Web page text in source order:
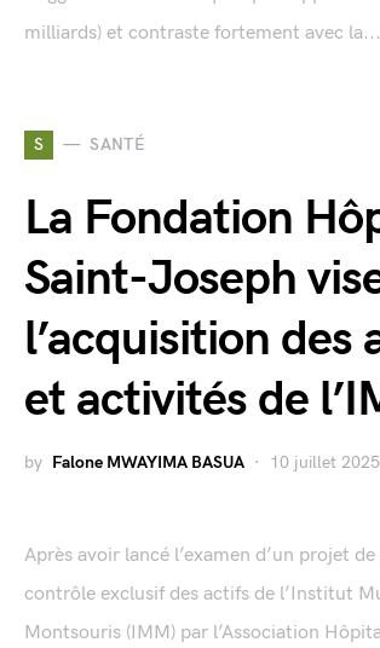
milliards) et contraste fortement avec la...
S SANTÉ
La Fondation
Saint-Joseph
l’acquisition des
et activités de
by Falone MWAYIMA BASUA 10 juillet 2025
Après avoir lancé l’examen d’un projet
contrôle exclusif des actifs de l’Institut
Montsouris (IMM) par l’Association